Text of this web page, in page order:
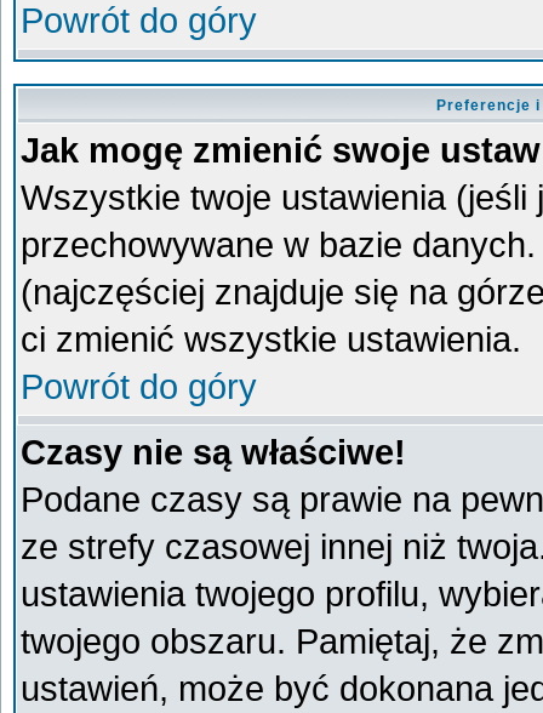
Powrót do góry
Preferencje
Jak mogę zmienić swoje
Wszystkie twoje ustawienia
przechowywane w bazie
(najczęściej znajduje się na
ci zmienić wszystkie ustawienia.
Powrót do góry
Czasy nie są właściwe!
Podane czasy są prawie na
ze strefy czasowej innej niż
ustawienia twojego profilu,
twojego obszaru. Pamiętaj, że
ustawień, może być dokonana